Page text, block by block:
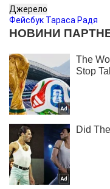
Джерело
Фейсбук Тараса Радя